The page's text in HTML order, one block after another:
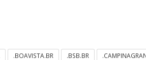
.BOAVISTA.BR .BSB.BR